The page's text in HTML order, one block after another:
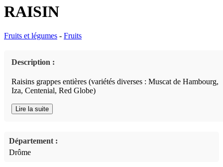
RAISIN
Fruits et légumes - Fruits
Description :
Raisins grappes entières (variétés diverses : Muscat de Hambourg,
Iza, Centenial, Red Globe)
Lire la suite
Département :
Drôme